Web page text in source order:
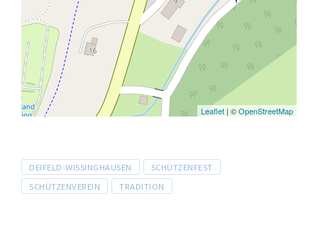
Leaflet | ©OpenStreetMap
Tags
DEIFELD-WISSINGHAUSEN
SCHÜTZENFEST
SCHÜTZENVEREIN
TRADITION